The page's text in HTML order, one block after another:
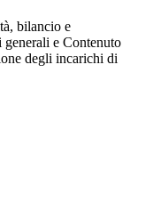
bilancio e
e Contenuto
degli incarichi di